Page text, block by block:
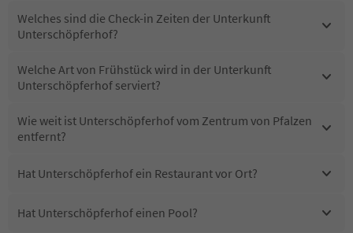
Welches sind die Check-in Zeiten der Unterkunft
Unterschöpferhof?
Welche Art von Frühstück wird in der Unterkunft
Unterschöpferhof serviert?
Wie weit ist Unterschöpferhof vom Zentrum von Pfalzen
entfernt?
Hat Unterschöpferhof ein Restaurant vor Ort?
Hat Unterschöpferhof einen Pool?